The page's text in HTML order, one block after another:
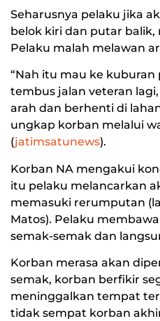
Seharusnya pelaku jika
belok kiri dan putar
Pelaku malah melawan
“Nah itu mau ke kuburan
tembus jalan veteran
arah dan berhenti di
ungkap korban melalui
(jatimsatunews).
Korban NA mengakui
itu pelaku melancarkan
memasuki rerumputan
Matos). Pelaku
semak-semak dan
Korban merasa akan
semak, korban berfikir
meninggalkan tempat
tidak sempat korban